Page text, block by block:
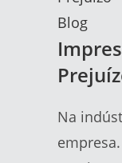
Blog
Na